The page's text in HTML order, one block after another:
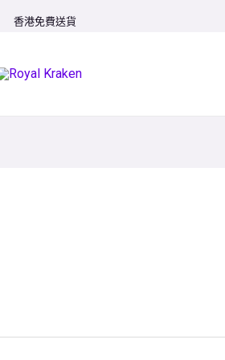
香港免費送貨